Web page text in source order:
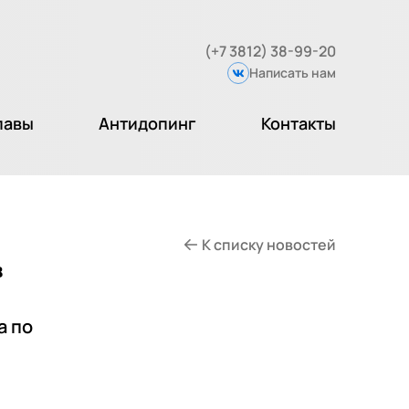
(+7 3812) 38-99-20
Вконтакте
Написать нам
Антидопинг Контакты
по
К списку новостей